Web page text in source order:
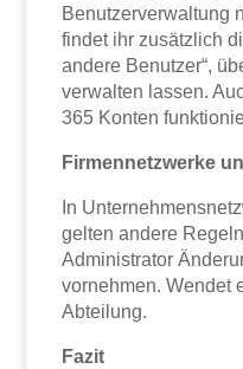
Benutzerverwaltung
findet ihr zusätzlich
andere Benutzer“,
verwalten lassen.
365 Konten
Firmennetzwerke
In
gelten andere
Administrator
vornehmen. Wendet
Abteilung.
Fazit